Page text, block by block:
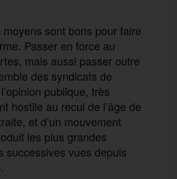
sont bons pour faire
Passer en force au
mais aussi passer outre
des syndicats de
publique, très
hostile au recul de l’âge de
et d’un mouvement
les plus grandes
successives vues depuis